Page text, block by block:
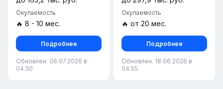
Окупаемость
🔥 8 - 10 мес.
Подробнее
Обновлен: 06.07.2026 в
04:30
Окупаемость
🔥 от 20 мес.
Подробнее
Обновлен: 18.06.2026 в
04:55